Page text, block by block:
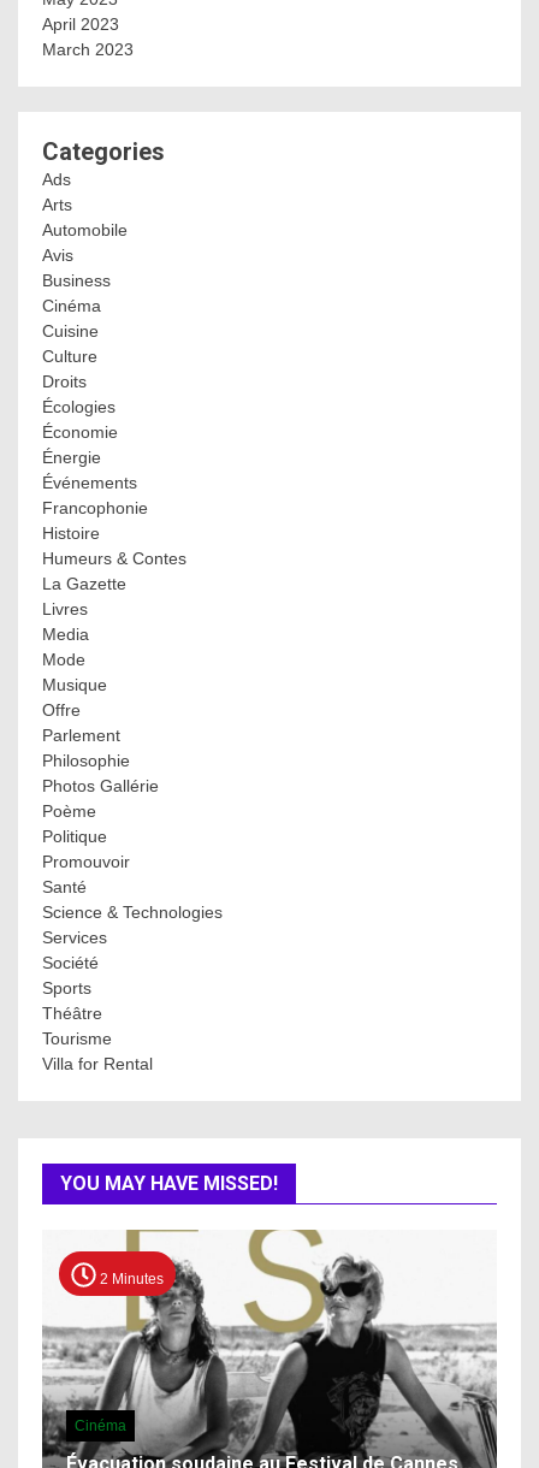
April 2023
March 2023
Categories
Ads
Arts
Automobile
Avis
Business
Cinéma
Cuisine
Culture
Droits
Écologies
Économie
Énergie
Événements
Francophonie
Histoire
Humeurs & Contes
La Gazette
Livres
Media
Mode
Musique
Offre
Parlement
Philosophie
Photos Gallérie
Poème
Politique
Promouvoir
Santé
Science & Technologies
Services
Société
Sports
Théâtre
Tourisme
Villa for Rental
YOU MAY HAVE MISSED!
2 Minutes
Cinéma